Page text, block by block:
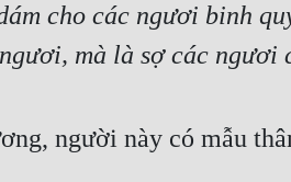
cho các ngươi binh
mà là sợ các
người này có mẫu